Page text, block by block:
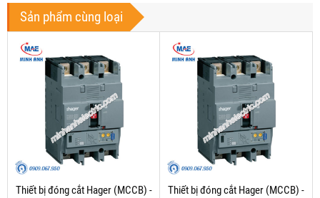
Sản phẩm cùng loại
Thiết bị đóng cắt Hager (MCCB) -
Thiết bị đóng cắt Hager (MCCB) -